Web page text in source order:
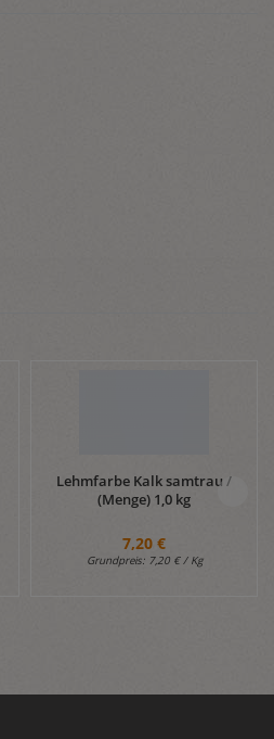
Lehmfarbe Kalk samtrau /
(Menge) 1,0 kg
7,20 €
Grundpreis: 7,20 € / Kg